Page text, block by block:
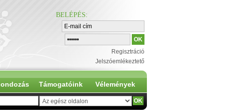
BELÉPÉS:
Regisztráció
Jelszóemlékeztető
Támogatóink Vélemények